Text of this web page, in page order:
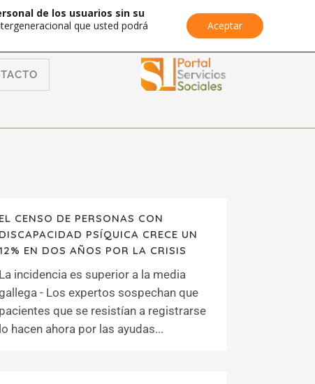
EL CENSO DE PERSONAS CON
DISCAPACIDAD PSÍQUICA CRECE UN
EN DOS AÑOS POR LA CRISIS
La incidencia es superior a la media
- Los expertos sospechan que
pacientes que se resistían a registrarse
lo hacen ahora por las ayudas...
de los usuarios sin su
que usted podrá
Aceptar